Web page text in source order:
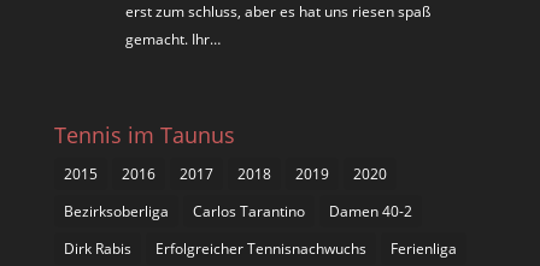
erst zum schluss, aber es hat uns riesen spaß
gemacht. Ihr…
Tennis im Taunus
2015 2016 2017 2018 2019
2020
Bezirksoberliga
Carlos Tarantino
Damen 40-2
Dirk Rabis
Erfolgreicher Tennisnachwuchs
Ferienliga